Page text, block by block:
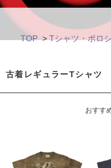
TOP >Tシャツ・ポロ
古着レギュラーTシャツ
おすす